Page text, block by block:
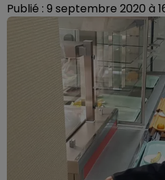
Publié : 9 septembre 2020 à